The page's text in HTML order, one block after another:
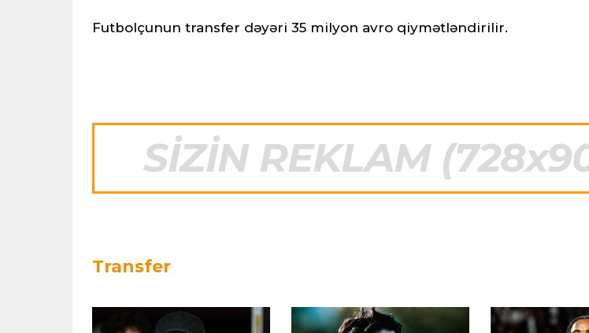
Futbolçunun transfer dəyəri 35 milyon avro qiymətləndirilir.
Transfer